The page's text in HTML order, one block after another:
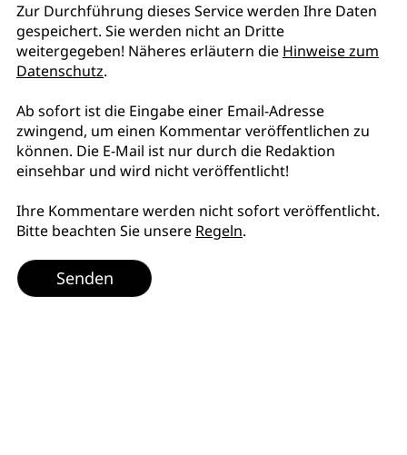
Zur Durchführung dieses Service werden Ihre Daten
gespeichert. Sie werden nicht an Dritte
weitergegeben! Näheres erläutern die Hinweise zum
Datenschutz.
Ab sofort ist die Eingabe einer Email-Adresse
zwingend, um einen Kommentar veröffentlichen zu
können. Die E-Mail ist nur durch die Redaktion
einsehbar und wird nicht veröffentlicht!
Ihre Kommentare werden nicht sofort veröffentlicht.
Bitte beachten Sie unsere Regeln.
Senden